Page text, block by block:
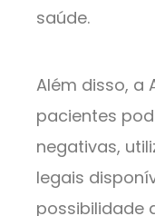
saúde.
Além disso, a
pacientes
negativas,
legais
possibilidade